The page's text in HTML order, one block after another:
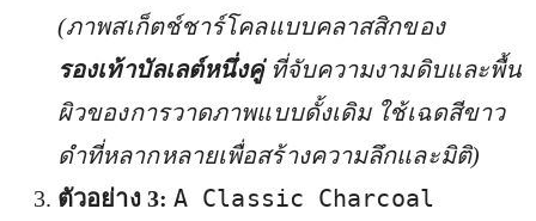
(ภาพสเก็ตช์ชาร์โคลแบบคลาสสิกของ
รองเท้าบัลเลต์หนึ่งคู่ที่จับความงามดิบและพื้น
ผิวของการวาดภาพแบบดั้งเดิม ใช้เฉดสีขาว
ดำที่หลากหลายเพื่อสร้างความลึกและมิติ)
ตัวอย่าง 3: A Classic Charcoal